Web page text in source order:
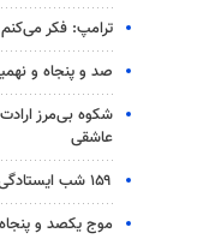
ترامپ: فکر می‌کنم
صد و پنجاه و
شکوه بی‌مرز
عاشقی
۱۵۹ شب ایستادگی و تجلی وحدت مردم محلات در بیعت با رهبر انقلاب
موج یکصد و